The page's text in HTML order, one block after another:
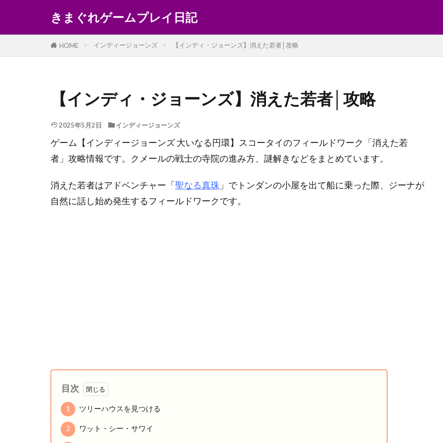
きまぐれゲームプレイ日記
HOME インディージョーンズ 【インディ・ジョーンズ】消えた若者│攻略
【インディ・ジョーンズ】消えた若者│攻略
2025年5月2日 インディージョーンズ
ゲーム【インディージョーンズ 大いなる円環】スコータイのフィールドワーク「消えた若
者」攻略情報です。クメールの戦士の寺院の進み方、謎解きなどをまとめています。
消えた若者はアドベンチャー「 聖なる真珠 」でトンダンの小屋を出て船に乗った際、ジーナが
自然に話し始め発生するフィールドワークです。
目次
1 ツリーハウスを見つける
2 ワット・シー・サワイ